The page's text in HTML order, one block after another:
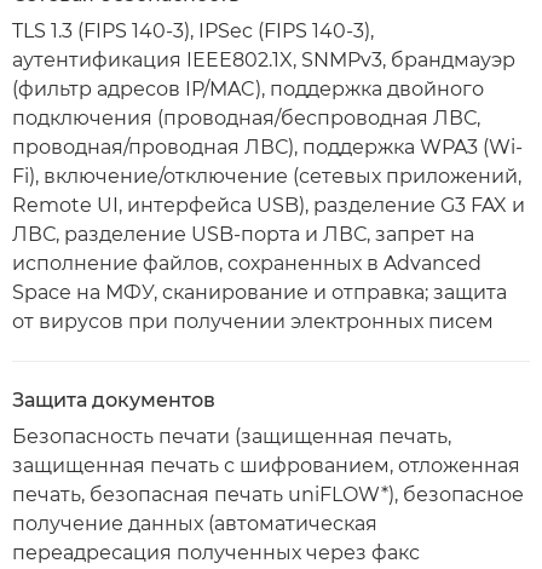
TLS 1.3 (FIPS 140-3), IPSec (FIPS 140-3),
аутентификация IEEE802.1X, SNMPv3, брандмауэр
(фильтр адресов IP/MAC), поддержка двойного
подключения (проводная/беспроводная ЛВС,
проводная/проводная ЛВС), поддержка WPA3 (Wi-
Fi), включение/отключение (сетевых приложений,
Remote UI, интерфейса USB), разделение G3 FAX и
ЛВС, разделение USB-порта и ЛВС, запрет на
исполнение файлов, сохраненных в Advanced
Space на МФУ, сканирование и отправка; защита
от вирусов при получении электронных писем
Защита документов
Безопасность печати (защищенная печать,
защищенная печать с шифрованием, отложенная
печать, безопасная печать uniFLOW*), безопасное
получение данных (автоматическая
переадресация полученных через факс